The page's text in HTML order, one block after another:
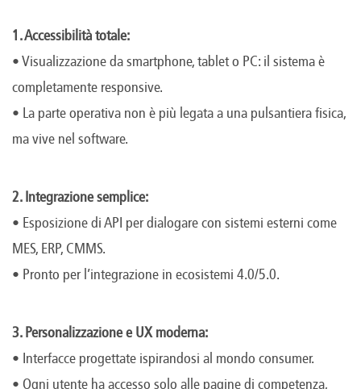
1. Accessibilità totale:
• Visualizzazione da smartphone, tablet o PC: il sistema è
completamente responsive.
• La parte operativa non è più legata a una pulsantiera fisica,
ma vive nel software.
2. Integrazione semplice:
• Esposizione di API per dialogare con sistemi esterni come
MES, ERP, CMMS.
• Pronto per l’integrazione in ecosistemi 4.0/5.0.
3. Personalizzazione e UX moderna:
• Interfacce progettate ispirandosi al mondo consumer.
• Ogni utente ha accesso solo alle pagine di competenza,